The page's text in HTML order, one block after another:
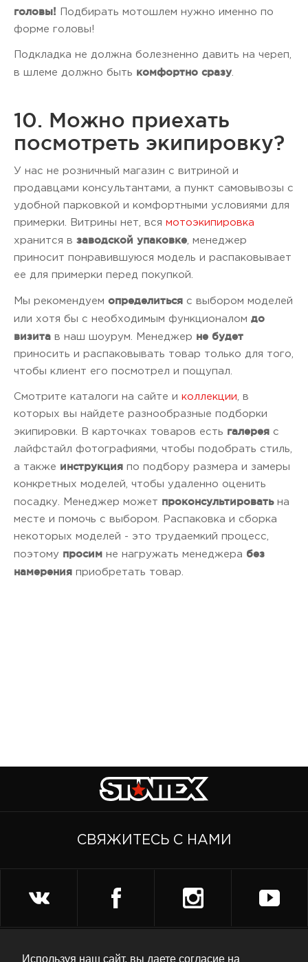
Используя наш сайт, вы даете согласие на
головы! Подбирать мотошлем нужно именно по
форме головы!
Подкладка не должна болезненно давить на череп,
в шлеме должно быть комфортно сразу
10. Можно приехать
посмотреть экипировку?
У нас не розничный магазин с витриной и
продавцами консультантами, а пункт самовывозы с
удобной парковкой и комфортными условиями для
примерки. Витрины нет, вся мотоэкипировка
хранится в заводской упаковке , менеджер
приносит понравившуюся модель и распаковывает
ее для примерки перед покупкой.
Мы рекомендуем определиться с выбором моделей
или хотя бы с необходимым функционалом до
визита в наш шоурум. Менеджер не будет
приносить и распаковывать товар только для того,
чтобы клиент его посмотрел и пощупал.
Смотрите каталоги на сайте и коллекции , в
которых вы найдете разнообразные подборки
экипировки. В карточках товаров есть галерея с
лайфстайл фотографиями, чтобы подобрать стиль,
а также инструкция по подбору размера и замеры
конкретных моделей, чтобы удаленно оценить
посадку. Менеджер может проконсультироватьна
месте и помочь с выбором. Распаковка и сборка
некоторых моделей - это трудаемкий процесс,
поэтому просим не нагружать менеджера без
намерения приобретать товар.
СВЯЖИТЕСЬ С НАМИ
+7 (962) 958-74-62